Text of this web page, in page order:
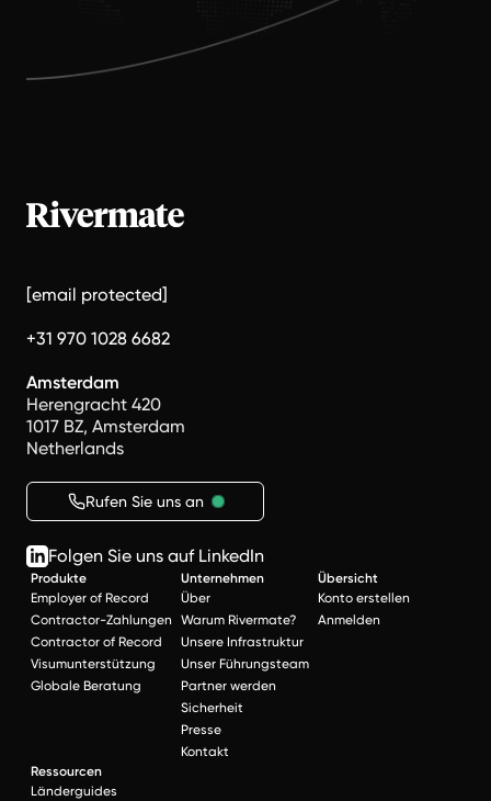
[email protected]
+31 970 1028 6682
Amsterdam
Herengracht 420
1017 BZ, Amsterdam
Netherlands
Rufen Sie uns an
Folgen Sie uns auf LinkedIn
Produkte
Employer of Record
Contractor-Zahlungen
Contractor of Record
Visumunterstützung
Globale Beratung
Unternehmen
Über
Warum Rivermate?
Unsere Infrastruktur
Unser Führungsteam
Partner werden
Sicherheit
Presse
Kontakt
Übersicht
Konto erstellen
Anmelden
Ressourcen
Länderguides